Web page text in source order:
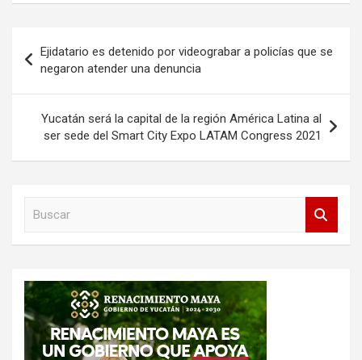
de
entradas
Ejidatario es detenido por videograbar a policías que se
negaron atender una denuncia
Yucatán será la capital de la región América Latina al
ser sede del Smart City Expo LATAM Congress 2021
r